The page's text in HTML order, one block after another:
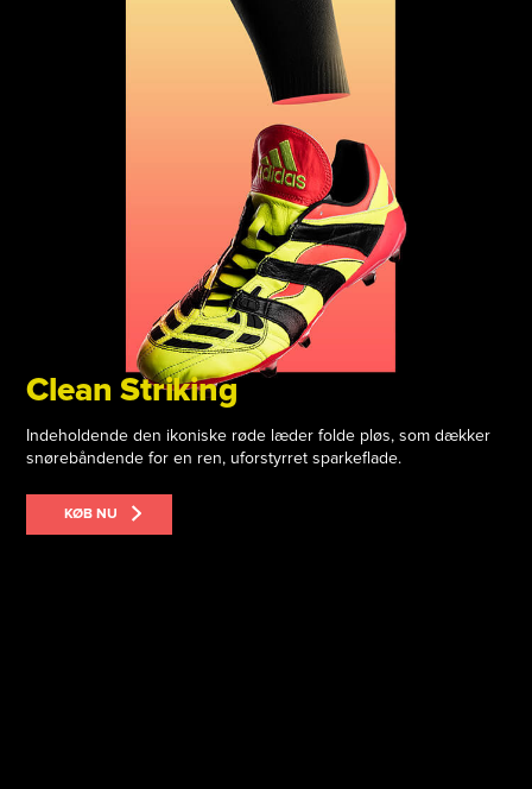
Clean Striking
Indeholdende den ikoniske røde læder folde pløs, som dækker
snørebåndende for en ren, uforstyrret sparkeflade.
KØB NU